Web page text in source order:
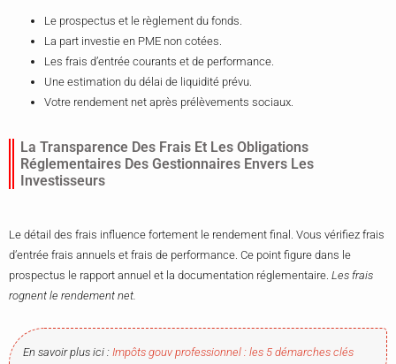
Le prospectus et le règlement du fonds.
La part investie en PME non cotées.
Les frais d’entrée courants et de performance.
Une estimation du délai de liquidité prévu.
Votre rendement net après prélèvements sociaux.
La Transparence Des Frais Et Les Obligations
Réglementaires Des Gestionnaires Envers Les
Investisseurs
Le détail des frais influence fortement le rendement final. Vous vérifiez frais
d’entrée frais annuels et frais de performance. Ce point figure dans le
prospectus le rapport annuel et la documentation réglementaire. Les frais
rognent le rendement net.
En savoir plus ici : Impôts gouv professionnel : les 5 démarches clés